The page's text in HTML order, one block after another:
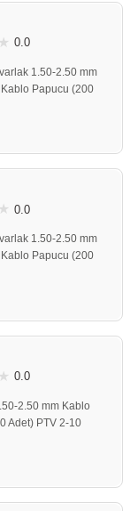
0.0
1.50-2.50 mm
Papucu (200
%31
0.0
1.50-2.50 mm
Papucu (200
%31
0.0
2.50 mm Kablo
Adet) PTV 2-10
%31